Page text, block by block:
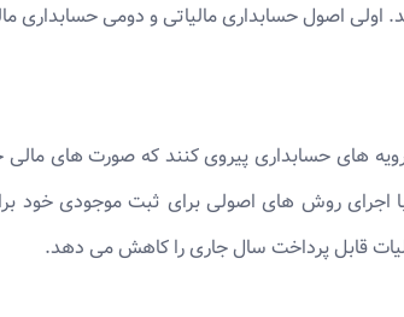
اولی اصول حسابداری مالیاتی و دومی
های حسابداری پیروی کنند که صورت های مالی
روش های اصولی برای ثبت موجودی خود
قابل پرداخت سال جاری را کاهش می دهد.